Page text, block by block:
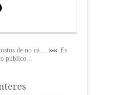
de no ca...
Es
público...